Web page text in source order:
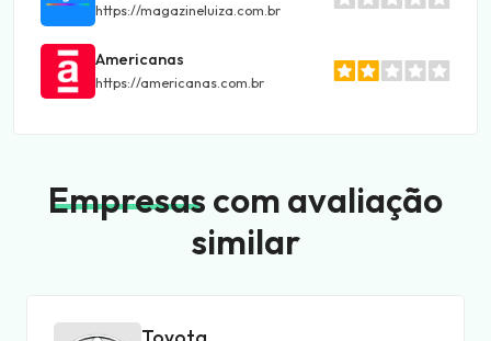
https://magazineluiza.com.br
Americanas
https://americanas.com.br
Empresas com avaliação
similar